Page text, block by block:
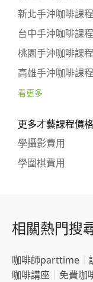
新北手沖咖啡課
台中手沖咖啡課
桃園手沖咖啡課
高雄手沖咖啡課
看更多
更多才藝課程價格
學攝影費用
學圍棋費用
相關熱門搜
咖啡師parttime
咖啡講座
免費咖